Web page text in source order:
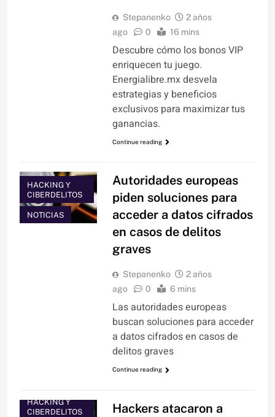
Stepanenko
2 años
ago
0 16 mins
Descubre cómo los bonos VIP
enriquecen tu juego.
Energialibre.mx desvela
estrategias y beneficios
exclusivos para maximizar tus
ganancias.
Continue reading
HACKING Y
CIBERDELITOS
NOTICIAS
Autoridades europeas
piden soluciones para
acceder a datos cifrados
en casos de delitos
graves
Stepanenko
2 años
ago
0 6 mins
Las autoridades europeas
buscan soluciones para acceder
a datos cifrados en casos de
delitos graves
Continue reading
HACKING Y
CIBERDELITOS
Hackers atacaron a